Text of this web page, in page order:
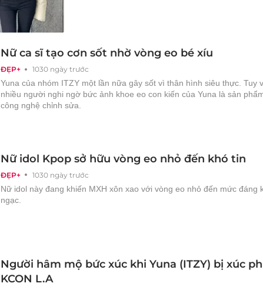
ĐẸP+ 1030 ngày trước
Nữ ca sĩ tạo cơn sốt nhờ vòng eo bé xíu
Yuna của nhóm ITZY một lần nữa gây sốt vì thân hình siêu thực. Tuy
nhiều người nghi ngờ bức ảnh khoe eo con kiến của Yuna là sản
công nghệ chỉnh sửa.
ĐẸP+ 1030 ngày trước
Nữ idol Kpop sở hữu vòng eo nhỏ đến khó tin
Nữ idol này đang khiến MXH xôn xao với vòng eo nhỏ đến mức đáng
ngạc.
Người hâm mộ bức xúc khi Yuna (ITZY) bị xúc
KCON L.A